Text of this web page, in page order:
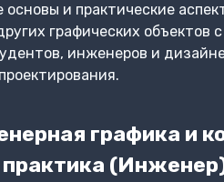
и практические
графических
инженеров и
графика и
практика